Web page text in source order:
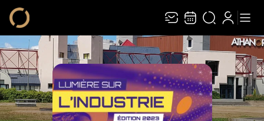
Recevez toute l’actualité en vous abonnant à
notre newsletter :
ENVOYER